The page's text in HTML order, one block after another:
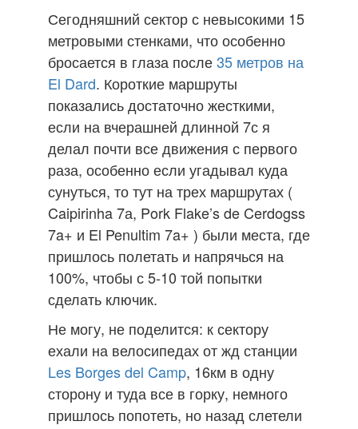
Сегодняшний сектор с невысокими 15
метровыми стенками, что особенно
бросается в глаза после35 метров на
El Dard. Короткие маршруты
показались достаточно жесткими,
если на вчерашней длинной 7с я
делал почти все движения с первого
раза, особенно если угадывал куда
сунуться, то тут на трех маршрутах (
Caipirinha 7а, Pork Flake’s de Cerdogss
7a+ и El Penultim 7a+ ) были места, где
пришлось полетать и напрячься на
100%, чтобы с 5-10 той попытки
сделать ключик.
Не могу, не поделится: к сектору
ехали на велосипедах от жд станции
Les Borges del Camp‎, 16км в одну
сторону и туда все в горку, немного
пришлось попотеть, но назад слетели